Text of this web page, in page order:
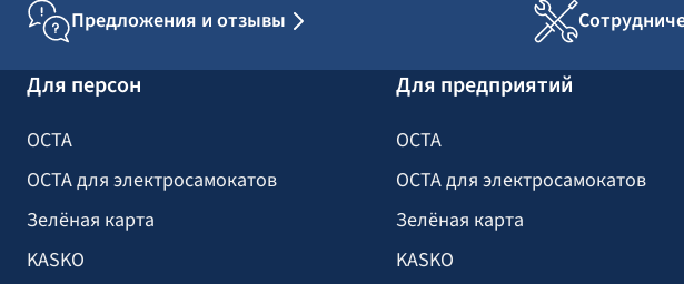
Предложения и отзывы
Для персон
OCTA
OCTA для электросамокатов
Зелёная карта
KASKO
Для предприятий
OCTA
OCTA для электросамокатов
Зелёная карта
KASKO